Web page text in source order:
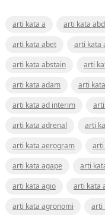
arti kata a arti kata
arti kata abet
arti kata
arti kata abstain
arti
arti kata adam
arti
arti kata ad interim
arti kata adrenal
arti
arti kata aerogram
arti
arti kata agape
arti
arti kata agio
arti kata
arti kata agronomi
arti